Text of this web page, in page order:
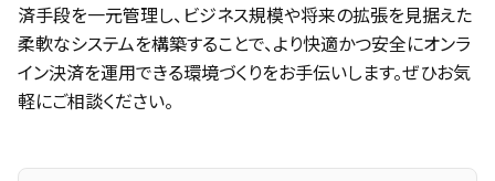
済手段を一元管理し、ビジネス規模や将来の拡張を見据えた
柔軟なシステムを構築することで、より快適かつ安全にオンラ
イン決済を運用できる環境づくりをお手伝いします。ぜひお気
軽にご相談ください。